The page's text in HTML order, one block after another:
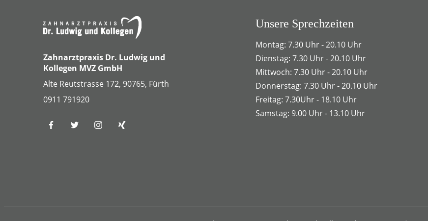
Zahnarztpraxis Dr. Ludwig und
Kollegen MVZ GmbH
Alte Reutstrasse 172, 90765, Fürth
0911 791920
Unsere Sprechzeiten
Montag: 7.30 Uhr - 20.10 Uhr
Dienstag: 7.30 Uhr - 20.10 Uhr
Mittwoch: 7.30 Uhr - 20.10 Uhr
Donnerstag: 7.30 Uhr - 20.10 Uhr
Freitag: 7.30Uhr - 18.10 Uhr
Samstag: 9.00 Uhr - 13.10 Uhr